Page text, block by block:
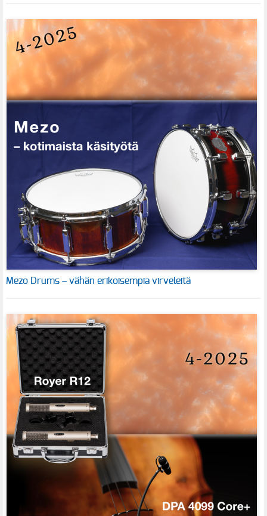
Mezo Drums – vähän erikoisempia virveleitä